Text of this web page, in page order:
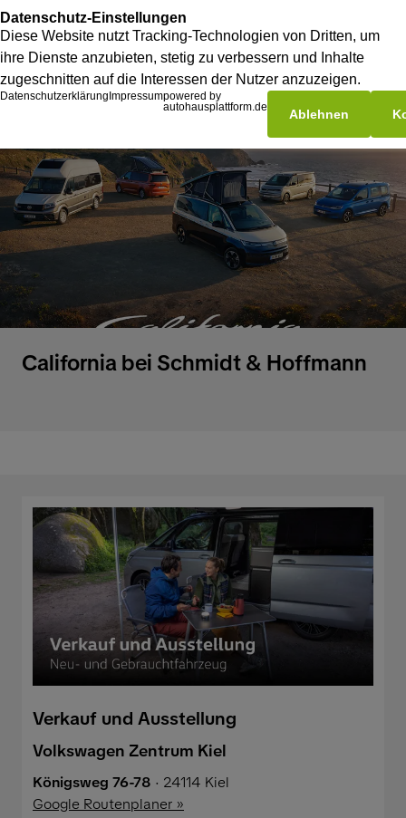
California bei Schmidt & Hoffmann
Verkauf und Ausstellung
Volkswagen Zentrum Kiel
Königsweg 76-78 · 24114 Kiel
Google Routenplaner »